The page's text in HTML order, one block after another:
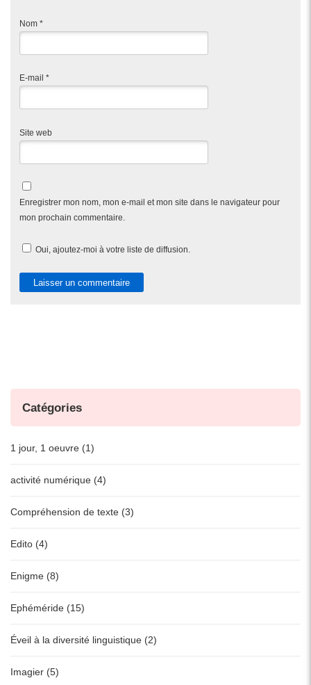
Nom *
E-mail *
Site web
Enregistrer mon nom, mon e-mail et mon site dans le navigateur pour
mon prochain commentaire.
Oui, ajoutez-moi à votre liste de diffusion.
Catégories
1 jour, 1 oeuvre (1)
activité numérique (4)
Compréhension de texte (3)
Edito (4)
Enigme (8)
Ephéméride (15)
Éveil à la diversité linguistique (2)
Imagier (5)